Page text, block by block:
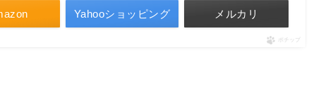
Yahooショッピング メルカリ
ポチップ